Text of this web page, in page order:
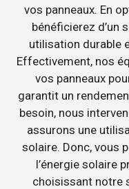
vos panneaux. En
bénéficierez d’un
utilisation durable
Effectivement, nos
vos panneaux
garantit un
besoin, nous
assurons une
solaire. Donc, vous
l’énergie solaire
choisissant notre